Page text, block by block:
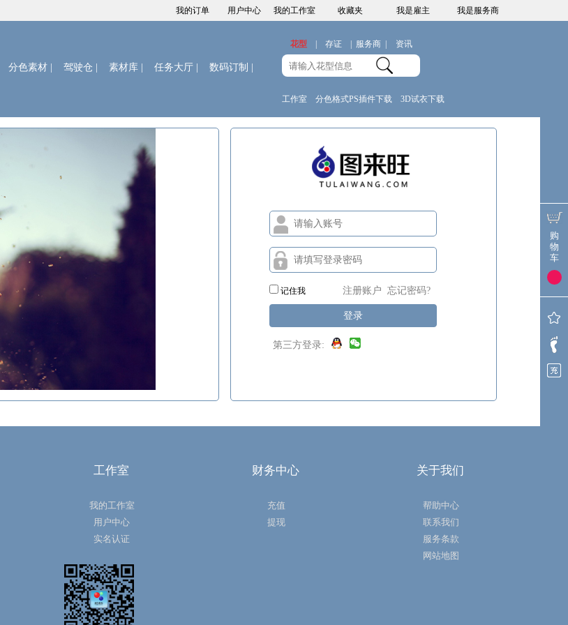
我是服务商
我是雇主
收藏夹
我的订单 用户中心 我的工作室
分色素材 | 驾驶仓 | 素材库 | 任务大厅 | 数码订制 |
花型 存证 服务商 资讯
工作室 分色格式PS插件下载 3D试衣下载
记住我 注册账户 忘记密码?
登录
第三方登录:
购
物
车
工作室
我的工作室
用户中心
实名认证
财务中心
充值
提现
关于我们
帮助中心
联系我们
服务条款
网站地图